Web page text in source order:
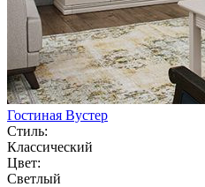
Гостиная Вустер
Стиль:
Классический
Цвет:
Светлый